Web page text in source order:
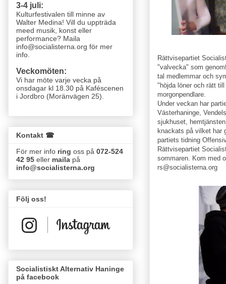
Rättvisepartiet
"valvecka" som
tal medlemmar och
"höjda löner och rätt
morgonpendlare.
Under veckan har
Västerhaninge,
sjukhuset,
knackats på vilket har
partiets tidning
Rättvisepartiet
sommaren. Kom med
rs@socialisterna.org
3-4 juli:
Kulturfestivalen till minne av
Walter Medina! Vill du uppträda
meed musik, konst eller
performance? Maila
info@socialisterna.org för mer
info.
Veckomöten:
Vi har möte varje vecka på
onsdagar kl 18.30 på Kaféscenen
i Jordbro (Moränvägen 25)
Kontakt ☎
För mer info ring oss på 072-524
42 95 eller maila på
info@socialisterna.org
Följ oss!
Socialistiskt Alternativ Haninge
på facebook